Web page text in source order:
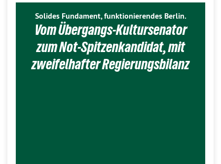
Solides Fundament, funktionierendes Berlin.
Vom Übergangs-Kultursenator
zum Not-Spitzenkandidat, mit
zweifelhafter Regierungsbilanz